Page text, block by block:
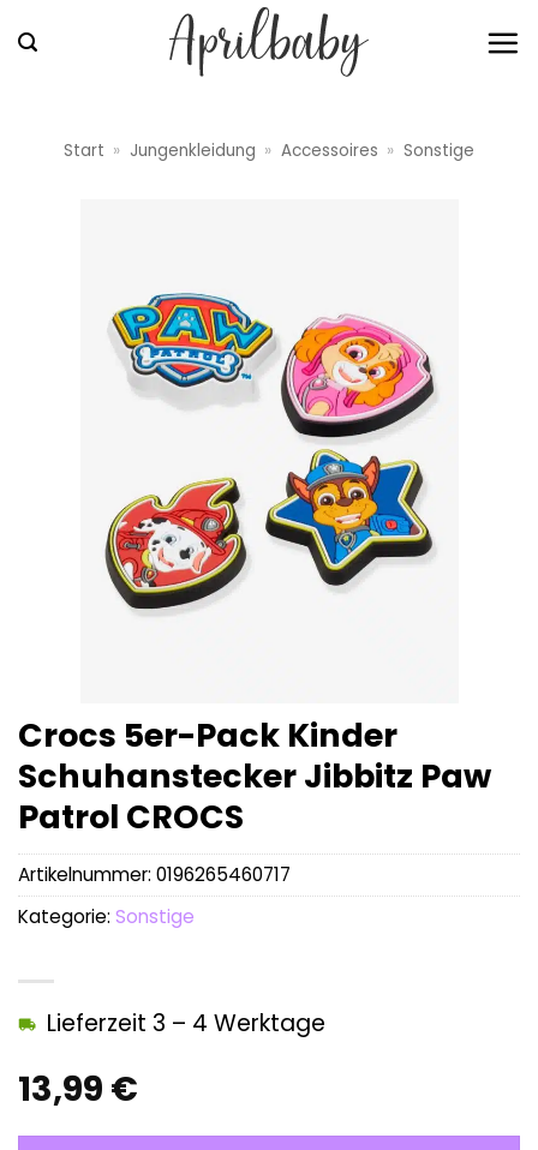
Inhalt
Start » Jungenkleidung » Accessoires » Sonstige
Crocs 5er-Pack Kinder
Schuhanstecker Jibbitz Paw
Patrol CROCS
13,99 €
Lieferzeit 3 – 4 Werktage
Artikelnummer: 0196265460717
Kategorie: Sonstige